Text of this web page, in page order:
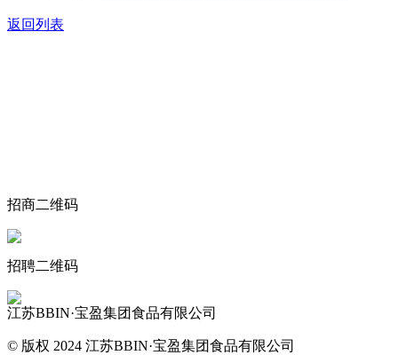
返回列表
招商二维码
招聘二维码
江苏BBIN·宝盈集团食品有限公司
© 版权 2024 江苏BBIN·宝盈集团食品有限公司